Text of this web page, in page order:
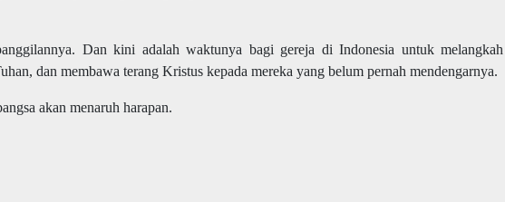
Dan kini adalah waktunya bagi gereja di Indonesia untuk melangkah
dan membawa terang Kristus kepada mereka yang belum pernah mendengarnya.
akan menaruh harapan.